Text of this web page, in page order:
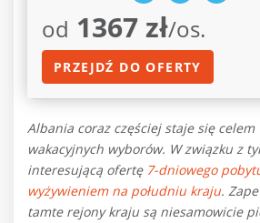
od 1367 zł/os.
PRZEJDŹ DO OFERTY
Albania coraz częściej staje się celem
wakacyjnych wyborów. W związku z
interesującą ofertę 7-dniowego
wyżywieniem na południu kraju.
tamte rejony kraju są niesamowicie